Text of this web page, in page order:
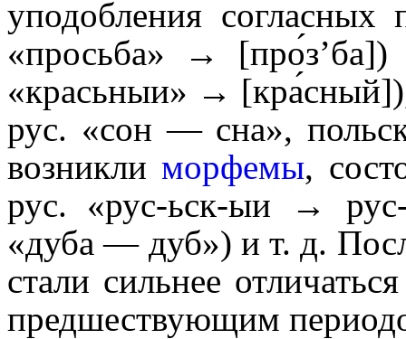
уподобления
«просьба» →
«красьныи» →
рус. «сон — сна»,
возниклиморфемы,
рус. «рус-ьск-ыи →
«дуба — дуб») и т. д.
стали сильнее
предшествующим